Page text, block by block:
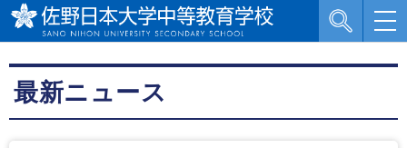
最新ニュース